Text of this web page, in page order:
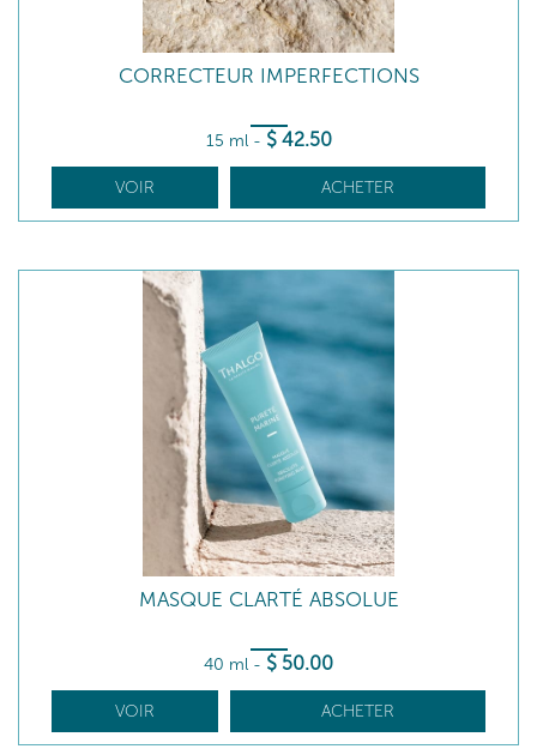
CORRECTEUR IMPERFECTIONS
15 ml - $ 42.50
VOIR ACHETER
MASQUE CLARTÉ ABSOLUE
40 ml - $ 50.00
VOIR ACHETER